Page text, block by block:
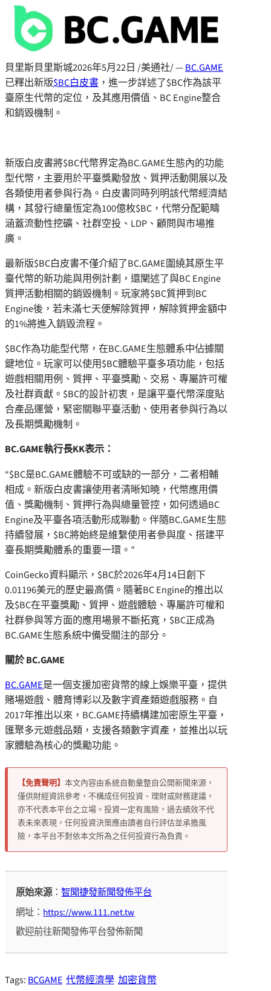
貝里斯貝里斯城2026年5月22日 /美通社/ —BC.GAME
已釋出新版$BC白皮書 ，進一步詳述了$BC作為該平
臺原生代幣的定位，及其應用價值、BC Engine整合
和銷毀機制。
新版白皮書將$BC代幣界定為BC.GAME生態內的功能
型代幣，主要用於平臺獎勵發放、質押活動開展以及
各類使用者參與行為。白皮書同時列明該代幣經濟結
構，其發行總量恆定為100億枚$BC，代幣分配範疇
涵蓋流動性挖礦、社群空投、LDP、顧問與市場推
廣。
最新版$BC白皮書不僅介紹了BC.GAME圍繞其原生平
臺代幣的新功能與用例計劃，還闡述了與BC Engine
質押活動相關的銷毀機制。玩家將$BC質押到BC
Engine後，若未滿七天便解除質押，解除質押金額中
的1%將進入銷毀流程。
$BC作為功能型代幣，在BC.GAME生態體系中佔據關
鍵地位。玩家可以使用$BC體驗平臺多項功能，包括
遊戲相關用例、質押、平臺獎勵、交易、專屬許可權
及社群貢獻。$BC的設計初衷，是讓平臺代幣深度貼
合產品運營，緊密關聯平臺活動、使用者參與行為以
及長期獎勵機制。
BC.GAME執行長KK表示：
“$BC是BC.GAME體驗不可或缺的一部分，二者相輔
相成。新版白皮書讓使用者清晰知曉，代幣應用價
值、獎勵機制、質押行為與總量管控，如何透過BC
Engine及平臺各項活動形成聯動。伴隨BC.GAME生態
持續發展，$BC將始終是維繫使用者參與度、搭建平
臺長期獎勵體系的重要一環。”
CoinGecko資料顯示，$BC於2026年4月14日創下
0.01196美元的歷史最高價。隨著BC Engine的推出以
及$BC在平臺獎勵、質押、遊戲體驗、專屬許可權和
社群參與等方面的應用場景不斷拓寬，$BC正成為
BC.GAME生態系統中備受關注的部分。
關於 BC.GAME
BC.GAME是一個支援加密貨幣的線上娛樂平臺，提供
賭場遊戲、體育博彩以及數字資產類遊戲服務。自
2017年推出以來，BC.GAME持續構建加密原生平臺，
匯聚多元遊戲品類，支援各類數字資產，並推出以玩
家體驗為核心的獎勵功能。
【免責聲明】 本文內容由系統自動彙整自公開新聞來源，
僅供財經資訊參考，不構成任何投資、理財或財務建議，
亦不代表本平台之立場。投資一定有風險，過去績效不代
表未來表現，任何投資決策應由讀者自行評估並承擔風
險，本平台不對依本文所為之任何投資行為負責。
原始來源：智聞捷發新聞發佈平台
網址： https://www.111.net.tw
歡迎前往新聞發佈平台發佈新聞
Tags: BCGAME 代幣經濟學 加密貨幣